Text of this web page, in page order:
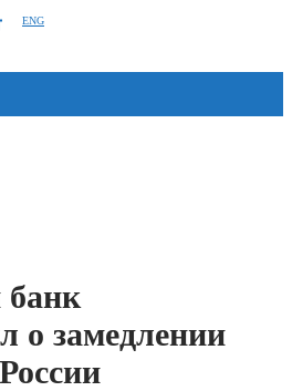
ENG
о замедлении